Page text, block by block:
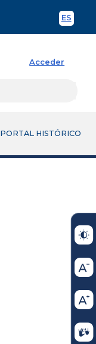
ES
Acceder
PORTAL HISTÓRICO